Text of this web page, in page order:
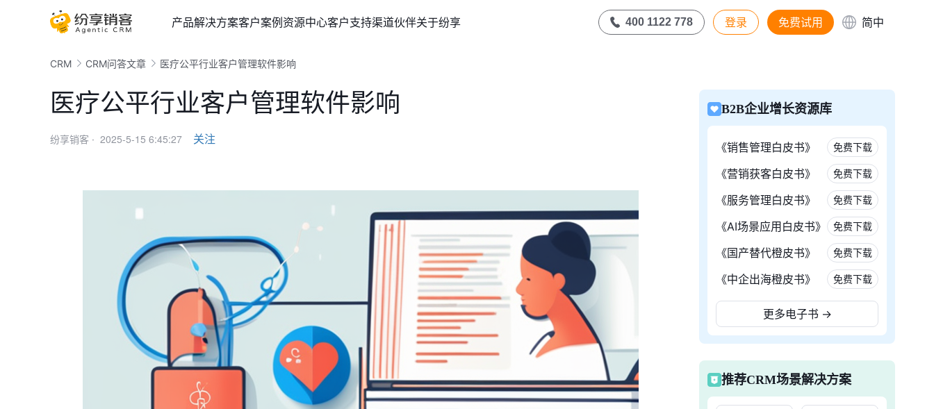
产品解决方案客户案例资源中心客户支持渠道伙伴关于纷享 400 1122 778 登录 免费试用 简中
CRM CRM问答文章 医疗公平行业客户管理软件影响
医疗公平行业客户管理软件影响
纷享销客 · 2025-5-15 6:45:27 关注
B2B企业增长资源库
《销售管理白皮书》 免费下载
《营销获客白皮书》 免费下载
《服务管理白皮书》 免费下载
《AI场景应用白皮书》 免费下载
《国产替代橙皮书》 免费下载
《中企出海橙皮书》 免费下载
更多电子书 →
推荐CRM场景解决方案